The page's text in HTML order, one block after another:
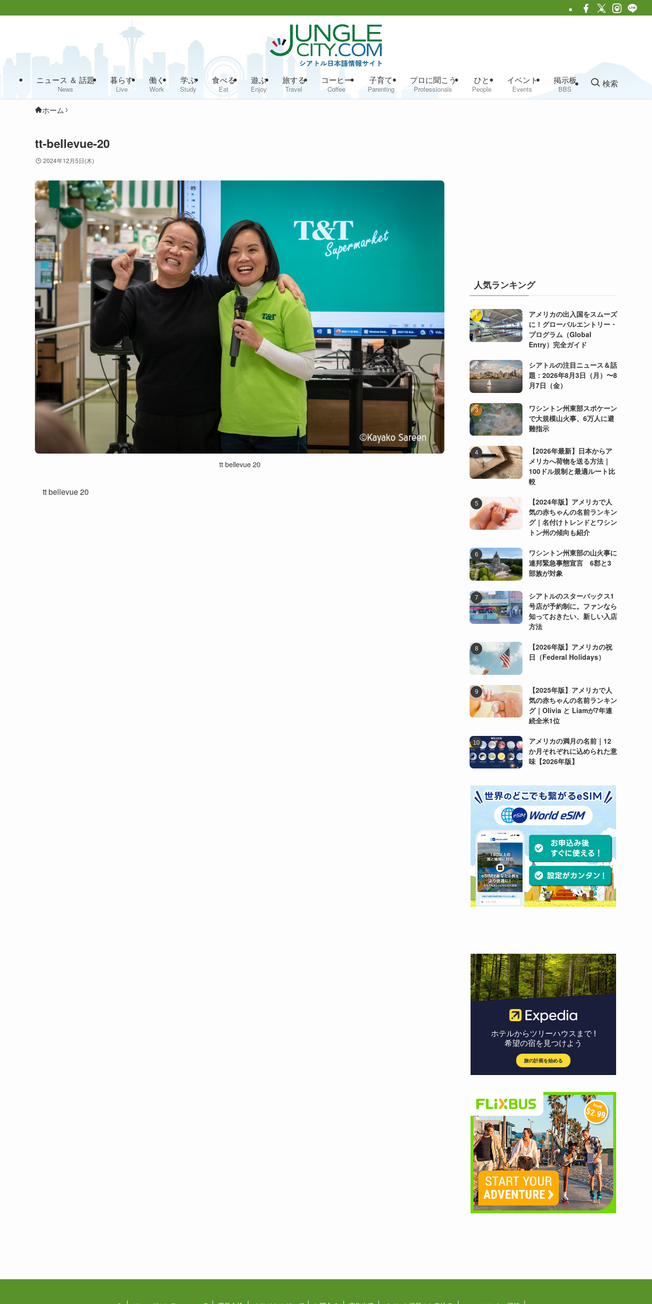
ニュース ＆ 話題
News
暮らす
Live
働く
Work
学ぶ
Study
食べる
Eat
遊ぶ
Enjoy
旅する
Travel
コーヒー
Coffee
子育て
Parenting
プロに聞こう
Professionals
ひと
People
イベント
Events
掲示板
BBS
検索
ホーム
tt-bellevue-20
2024年12月5日(木)
tt bellevue 20
tt bellevue 20
人気ランキング
アメリカの出入国をスムーズ
に！グローバルエントリー・
プログラム（Global
Entry）完全ガイド
シアトルの注目ニュース＆話
題：2026年8月3日（月）〜8
月7日（金）
ワシントン州東部スポケーン
で大規模山火事、6万人に避
難指示
【2026年最新】日本からア
メリカへ荷物を送る方法｜
100ドル規制と最適ルート比
較
【2024年版】アメリカで人
気の赤ちゃんの名前ランキン
グ｜名付けトレンドとワシン
トン州の傾向も紹介
ワシントン州東部の山火事に
連邦緊急事態宣言 6郡と3
部族が対象
シアトルのスターバックス1
号店が予約制に。ファンなら
知っておきたい、新しい入店
方法
【2026年版】アメリカの祝
日（Federal Holidays）
【2025年版】アメリカで人
気の赤ちゃんの名前ランキン
グ｜Olivia と Liamが7年連
続全米1位
アメリカの満月の名前｜12
か月それぞれに込められた意
味【2026年版】